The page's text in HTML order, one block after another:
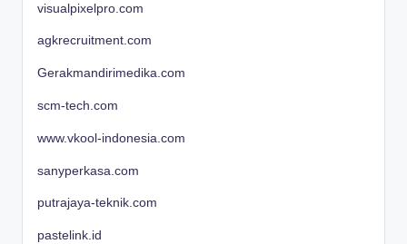
visualpixelpro.com
agkrecruitment.com
Gerakmandirimedika.com
scm-tech.com
www.vkool-indonesia.com
sanyperkasa.com
putrajaya-teknik.com
pastelink.id